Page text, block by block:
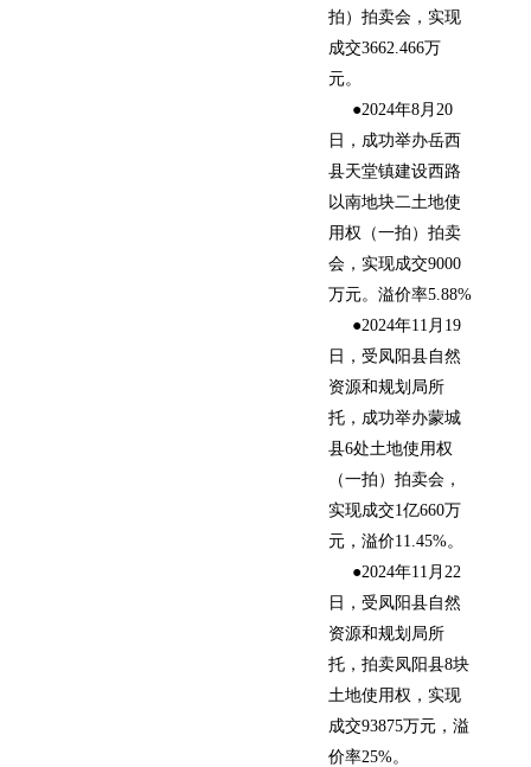
拍）拍卖会，实现
成交3662.466万
元。
●2024年8月20
日，成功举办岳西
县天堂镇建设西路
以南地块二土地使
用权（一拍）拍卖
会，实现成交9000
万元。溢价率5.88%
●2024年11月19
日，受凤阳县自然
资源和规划局所
托，成功举办蒙城
县6处土地使用权
（一拍）拍卖会，
实现成交1亿660万
元，溢价11.45%。
●2024年11月22
日，受凤阳县自然
资源和规划局所
托，拍卖凤阳县8块
土地使用权，实现
成交93875万元，溢
价率25%。